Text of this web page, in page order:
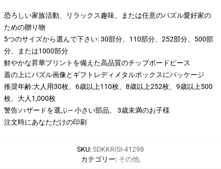
恐ろしい家族活動、リラックス趣味、または任意のパズル愛好家の
ための贈り物
5つのサイズから選んで下さい: 30部分、110部分、252部分、500部
分、または1000部分
鮮やかな昇華プリントを備えた高品質のチップボードピース
蓋の上にパズル画像とギフトレディメタルボックスにパッケージ
推奨年齢:大人用30枚、6歳以上110枚、8歳以上252枚、9歳以上500
枚、大人1,000枚
警告:ハザードを選ぶ— 小さい部品。 3歳未満のお子様
注文時にあなただけの印刷
SKU:SDKKRISI-41298
カテゴリー: その他,